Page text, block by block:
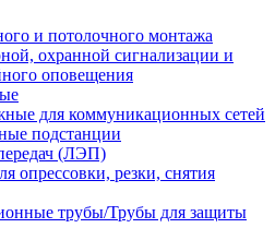
и потолочного монтажа
охранной сигнализации и
оповещения
для коммуникационных сетей
подстанции
(ЛЭП)
опрессовки, резки, снятия
трубы/Трубы для защиты